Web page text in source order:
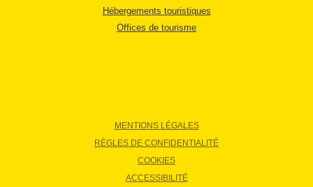
Hébergements touristiques
Offices de tourisme
MENTIONS LÉGALES
RÈGLES DE CONFIDENTIALITÉ
COOKIES
ACCESSIBILITÉ